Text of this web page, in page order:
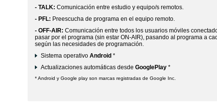
- TALK: Comunicación entre estudio y equipo/s remotos.
- PFL: Preescucha de programa en el equipo remoto.
- OFF-AIR: Comunicación entre todos los usuarios móviles
pasar por el programa (sin estar ON-AIR), pasando al programa a
según las necesidades de programación.
Sistema operativo Android *
Actualizaciones automáticas desde GooglePlay *
* Android y Google play son marcas registradas de Google Inc.